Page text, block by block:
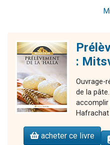
:
Ouvrage-
de la
accomplir
Hafrachat
acheter ce livre